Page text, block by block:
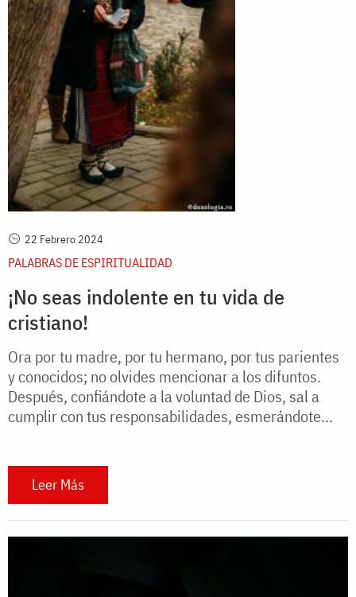
22 Febrero 2024
PALABRAS DE ESPIRITUALIDAD
¡No seas indolente en tu vida de
cristiano!
Ora por tu madre, por tu hermano, por tus parientes
y conocidos; no olvides mencionar a los difuntos.
Después, confiándote a la voluntad de Dios, sal a
cumplir con tus responsabilidades, esmerándote...
Leer Más